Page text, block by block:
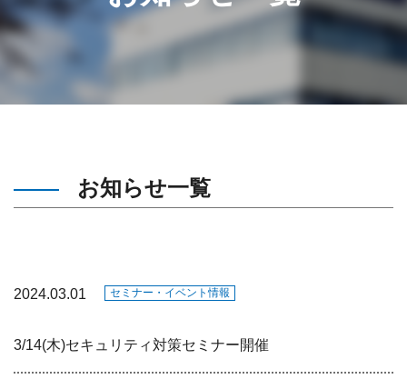
お知らせ一覧
2024.03.01 セミナー・イベント情報
3/14(木)セキュリティ対策セミナー開催